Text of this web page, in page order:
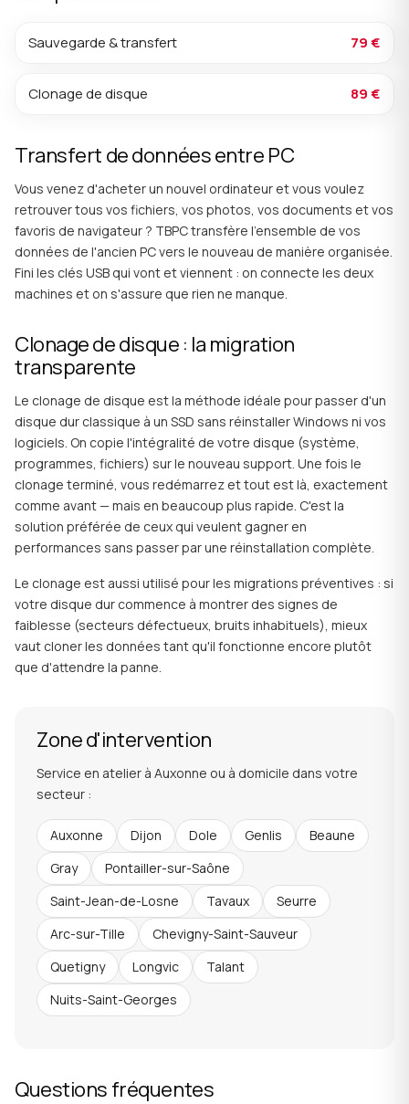
Sauvegarde & transfert 79 €
Clonage de disque 89 €
Transfert de données entre PC
Vous venez d'acheter un nouvel ordinateur et vous voulez
retrouver tous vos fichiers, vos photos, vos documents et vos
favoris de navigateur ? TBPC transfère l'ensemble de vos
données de l'ancien PC vers le nouveau de manière organisée.
Fini les clés USB qui vont et viennent : on connecte les deux
machines et on s'assure que rien ne manque.
Clonage de disque : la migration
transparente
Le clonage de disque est la méthode idéale pour passer d'un
disque dur classique à un SSD sans réinstaller Windows ni vos
logiciels. On copie l'intégralité de votre disque (système,
programmes, fichiers) sur le nouveau support. Une fois le
clonage terminé, vous redémarrez et tout est là, exactement
comme avant — mais en beaucoup plus rapide. C'est la
solution préférée de ceux qui veulent gagner en
performances sans passer par une réinstallation complète.
Le clonage est aussi utilisé pour les migrations préventives : si
votre disque dur commence à montrer des signes de
faiblesse (secteurs défectueux, bruits inhabituels), mieux
vaut cloner les données tant qu'il fonctionne encore plutôt
que d'attendre la panne.
Zone d'intervention
Service en atelier à Auxonne ou à domicile dans votre
secteur :
Auxonne Dijon Dole Genlis
Beaune
Gray
Pontailler-sur-Saône
Saint-Jean-de-Losne
Tavaux
Seurre
Arc-sur-Tille
Chevigny-Saint-Sauveur
Quetigny
Longvic
Talant
Nuits-Saint-Georges
Questions fréquentes